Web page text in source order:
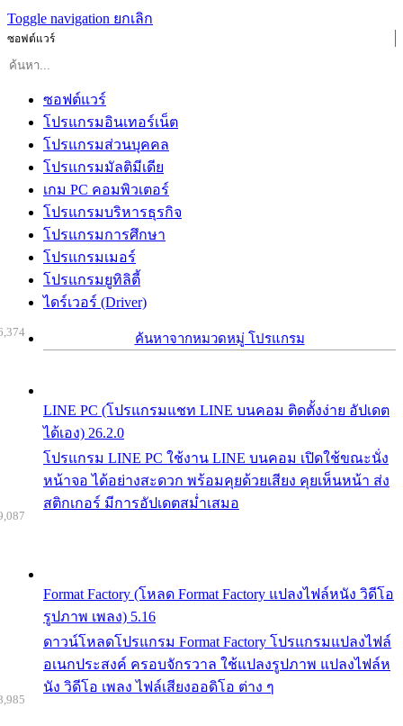
Toggle navigation ยกเลิก
ซอฟต์แวร์
ซอฟต์แวร์
โปรแกรมอินเทอร์เน็ต
โปรแกรมส่วนบุคคล
โปรแกรมมัลติมีเดีย
เกม PC คอมพิวเตอร์
โปรแกรมบริหารธุรกิจ
โปรแกรมการศึกษา
โปรแกรมเมอร์
โปรแกรมยูทิลิตี้
ไดร์เวอร์ (Driver)
ค้นหาจากหมวดหมู่ โปรแกรม
LINE PC (โปรแกรมแชท LINE บนคอม ติดตั้งง่าย อัปเดต
ได้เอง) 26.2.0
โปรแกรม LINE PC ใช้งาน LINE บนคอม เปิดใช้ขณะนั่ง
หน้าจอ ได้อย่างสะดวก พร้อมคุยด้วยเสียง คุยเห็นหน้า ส่ง
สติกเกอร์ มีการอัปเดตสม่ำเสมอ
Format Factory (โหลด Format Factory แปลงไฟล์หนัง วิดีโอ
รูปภาพ เพลง) 5.16
ดาวน์โหลดโปรแกรม Format Factory โปรแกรมแปลงไฟล์
อเนกประสงค์ ครอบจักรวาล ใช้แปลงรูปภาพ แปลงไฟล์ห
นัง วิดีโอ เพลง ไฟล์เสียงออดิโอ ต่าง ๆ